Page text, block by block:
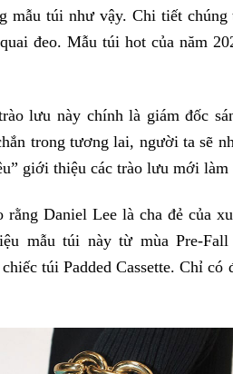
mẫu túi như vậy. Chi tiết
đeo. Mẫu túi hot của năm
lưu này chính là giám đốc
trong tương lai, người ta sẽ
giới thiệu các trào lưu mới
rằng Daniel Lee là cha đẻ của
mẫu túi này từ mùa Pre-
túi Padded Cassette. Chỉ có